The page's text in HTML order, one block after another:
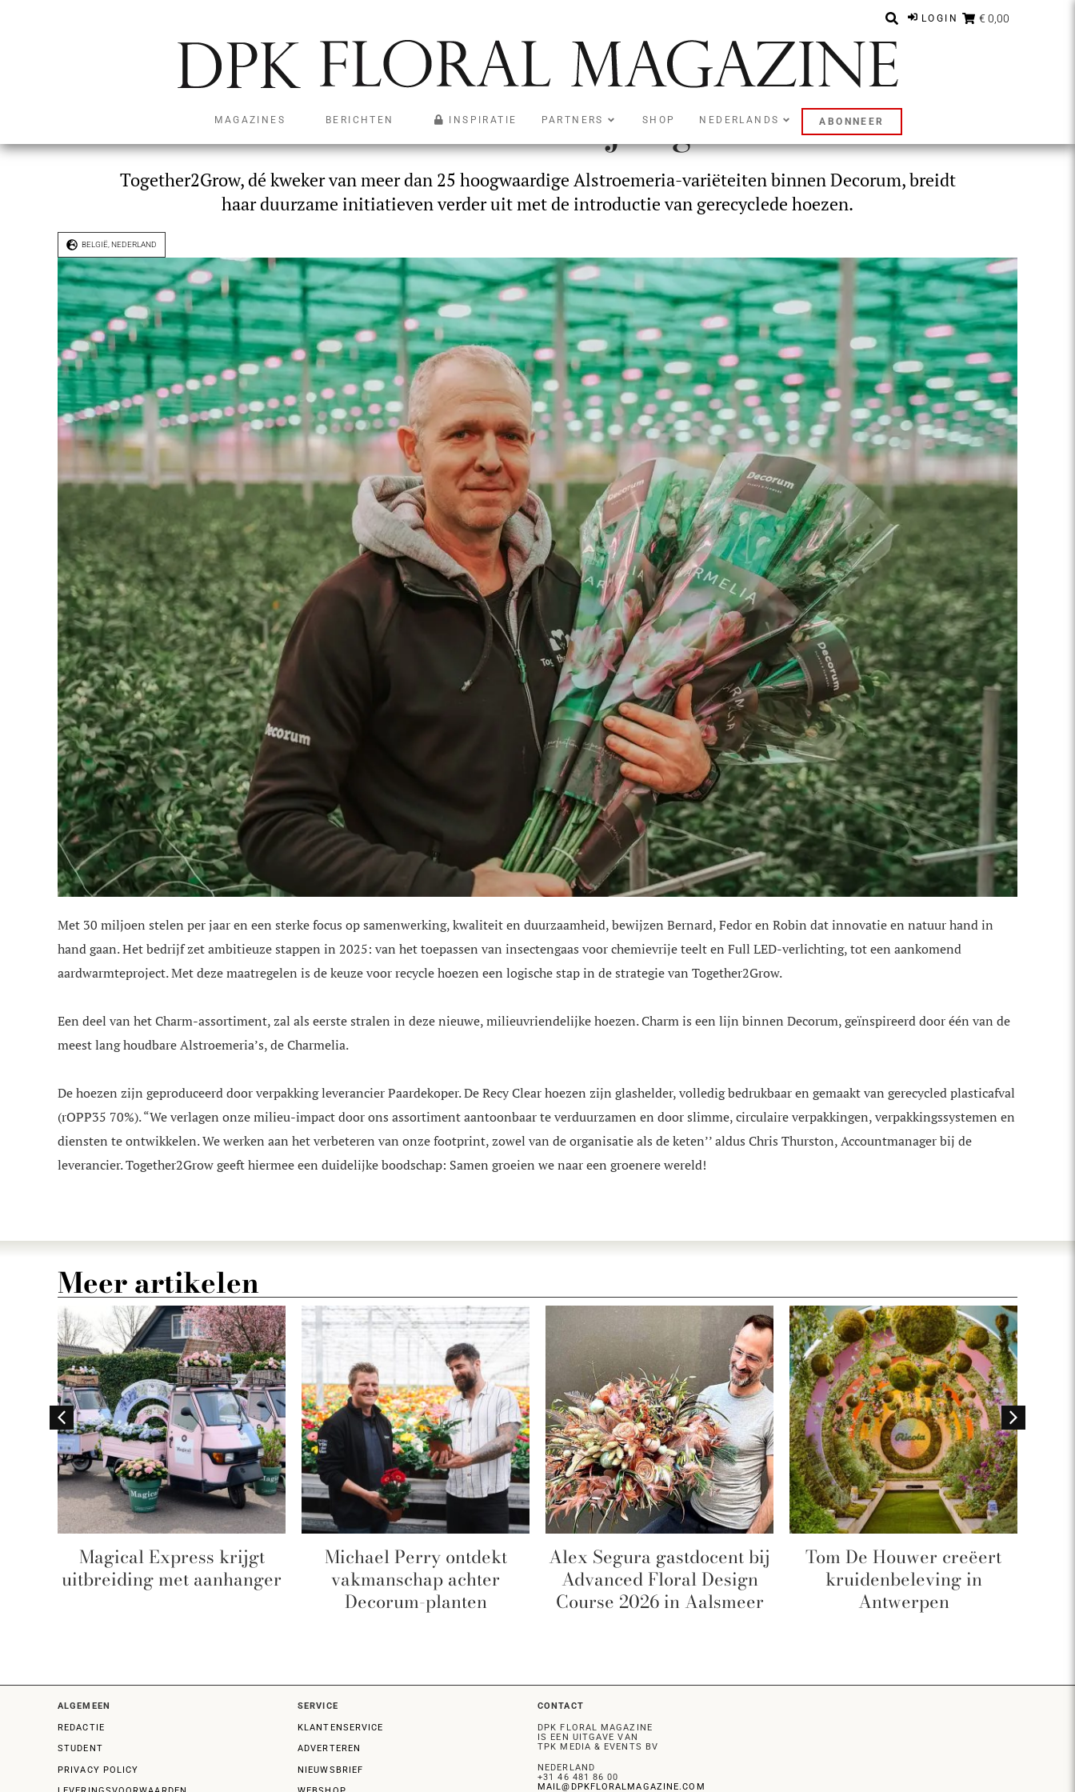
LOGIN € 0,00
MAGAZINES BERICHTEN INSPIRATIE PARTNERS SHOP NEDERLANDS ABONNEER
Duurzaamheid in bloei bij Together2Grow
Together2Grow, dé kweker van meer dan 25 hoogwaardige Alstroemeria-variëteiten binnen Decorum, breidt
haar duurzame initiatieven verder uit met de introductie van gerecyclede hoezen.
BELGIË NEDERLAND
Met 30 miljoen stelen per jaar en een sterke focus op samenwerking, kwaliteit en duurzaamheid, bewijzen Bernard, Fedor en Robin dat innovatie en natuur hand in
hand gaan. Het bedrijf zet ambitieuze stappen in 2025: van het toepassen van insectengaas voor chemievrije teelt en Full LED-verlichting, tot een aankomend
aardwarmteproject. Met deze maatregelen is de keuze voor recycle hoezen een logische stap in de strategie van Together2Grow.
Een deel van het Charm-assortiment, zal als eerste stralen in deze nieuwe, milieuvriendelijke hoezen. Charm is een lijn binnen Decorum, geïnspireerd door één van de
meest lang houdbare Alstroemeria’s, de Charmelia.
De hoezen zijn geproduceerd door verpakking leverancier Paardekoper. De Recy Clear hoezen zijn glashelder, volledig bedrukbaar en gemaakt van gerecycled plasticafval
(rOPP35 70%). “We verlagen onze milieu-impact door ons assortiment aantoonbaar te verduurzamen en door slimme, circulaire verpakkingen, verpakkingssystemen en
diensten te ontwikkelen. We werken aan het verbeteren van onze footprint, zowel van de organisatie als de keten’’ aldus Chris Thurston, Accountmanager bij de
leverancier. Together2Grow geeft hiermee een duidelijke boodschap: Samen groeien we naar een groenere wereld!
Meer artikelen
Magical Express krijgt
uitbreiding met aanhanger
Michael Perry ontdekt
vakmanschap achter
Decorum-planten
Alex Segura gastdocent bij
Advanced Floral Design
Course 2026 in Aalsmeer
Tom De Houwer creëert
kruidenbeleving in
Antwerpen
ALGEMEEN
REDACTIE
STUDENT
PRIVACY POLICY
SERVICE
KLANTENSERVICE
ADVERTEREN
NIEUWSBRIEF
CONTACT
DPK FLORAL MAGAZINE
IS EEN UITGAVE VAN
TPK MEDIA & EVENTS BV
NEDERLAND
+31 46 481 86 00
MAIL@DPKFLORALMAGAZINE.COM